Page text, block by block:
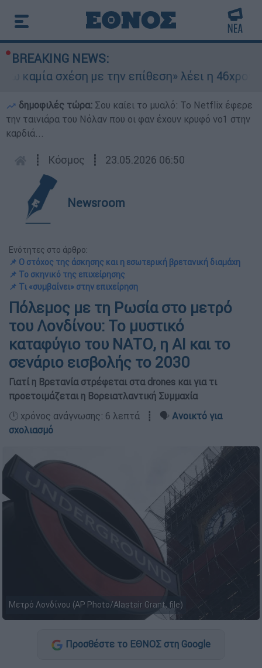
BREAKING NEWS:
σχέση με την επίθεση» λέει η 46χρονη - Τι
δημοφιλές τώρα: Σου καίει το μυαλό: Το Netflix έφερε
την ταινιάρα του Νόλαν που οι φαν έχουν κρυφό νο1 στην
καρδιά...
┋ Κόσμος ┋ 23.05.2026 06:50
Newsroom
Ενότητες στο άρθρο:
📌 Ο στόχος της άσκησης και η εσωτερική βρετανική διαμάχη
📌 Το σκηνικό της επιχείρησης
📌 Τι «συμβαίνει» στην επιχείρηση
Πόλεμος με τη Ρωσία στο μετρό
του Λονδίνου: Το μυστικό
καταφύγιο του ΝΑΤΟ, η AI και το
σενάριο εισβολής το 2030
Γιατί η Βρετανία στρέφεται στα drones και για τι
προετοιμάζεται η Βορειατλαντική Συμμαχία
🕛 χρόνος ανάγνωσης: 6 λεπτά ┋ 🗣️ Ανοικτό για
σχολιασμό
Μετρό Λονδίνου (AP Photo/Alastair Grant, file)
Προσθέστε το ΕΘΝΟΣ στη Google